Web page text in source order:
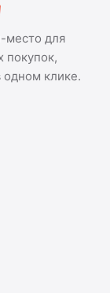
место для
покупок,
клике.